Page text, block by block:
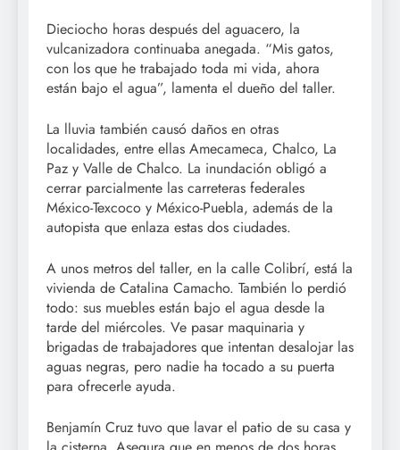
Dieciocho horas después del aguacero, la
vulcanizadora continuaba anegada. “Mis gatos,
con los que he trabajado toda mi vida, ahora
están bajo el agua”, lamenta el dueño del taller.
La lluvia también causó daños en otras
localidades, entre ellas Amecameca, Chalco, La
Paz y Valle de Chalco. La inundación obligó a
cerrar parcialmente las carreteras federales
México-Texcoco y México-Puebla, además de la
autopista que enlaza estas dos ciudades.
A unos metros del taller, en la calle Colibrí, está la
vivienda de Catalina Camacho. También lo perdió
todo: sus muebles están bajo el agua desde la
tarde del miércoles. Ve pasar maquinaria y
brigadas de trabajadores que intentan desalojar las
aguas negras, pero nadie ha tocado a su puerta
para ofrecerle ayuda.
Benjamín Cruz tuvo que lavar el patio de su casa y